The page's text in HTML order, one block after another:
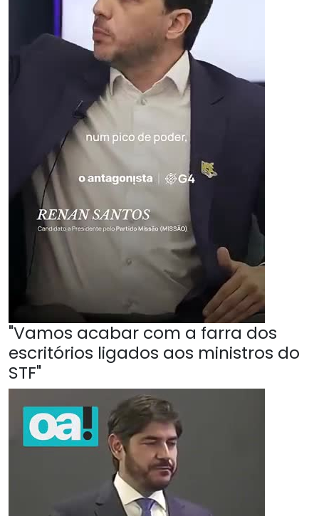
"Vamos acabar com a farra dos
escritórios ligados aos ministros do
STF"